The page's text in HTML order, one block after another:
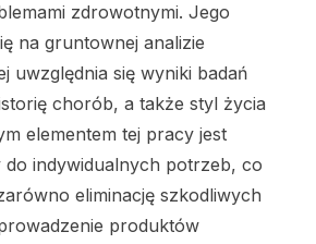
zdrowotnymi. Jego
na gruntownej analizie
uwzględnia się wyniki badań
chorób, a także styl życia
elementem tej pracy jest
do indywidualnych potrzeb, co
eliminację szkodliwych
produktów